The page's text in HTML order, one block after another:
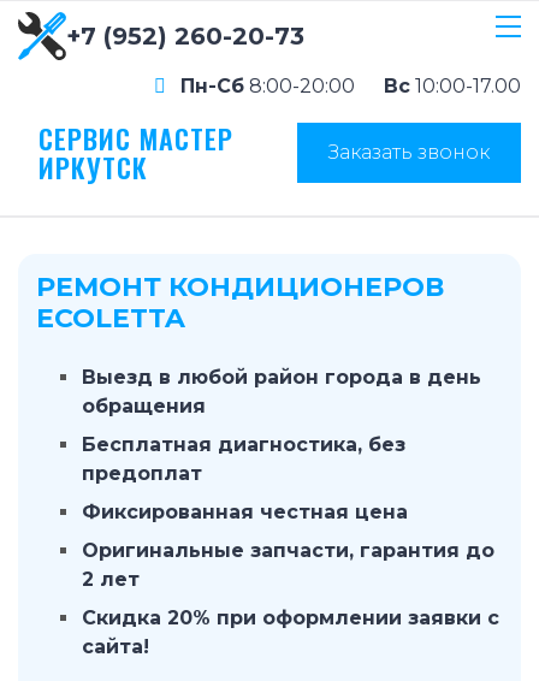
+7 (952) 260-20-73
Пн-Сб 8:00-20:00 Вс 10:00-17.00
СЕРВИС МАСТЕР
ИРКУТСК Заказать звонок
РЕМОНТ КОНДИЦИОНЕРОВ
ECOLETTA
Выезд в любой район города в день
обращения
Бесплатная диагностика, без
предоплат
Фиксированная честная цена
Оригинальные запчасти, гарантия до
2 лет
Скидка 20% при оформлении заявки с
сайта!